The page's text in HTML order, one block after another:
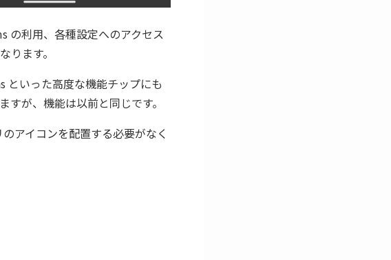
の利用、各種設定へのアクセス
ます。
といった高度な機能チップにも
が、機能は以前と同じです。
アイコンを配置する必要がなく